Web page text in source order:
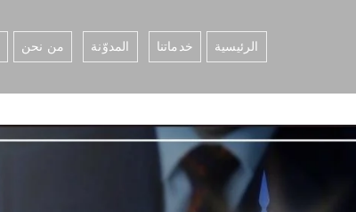
الرئيسية خدماتنا المدوّنة من نحن